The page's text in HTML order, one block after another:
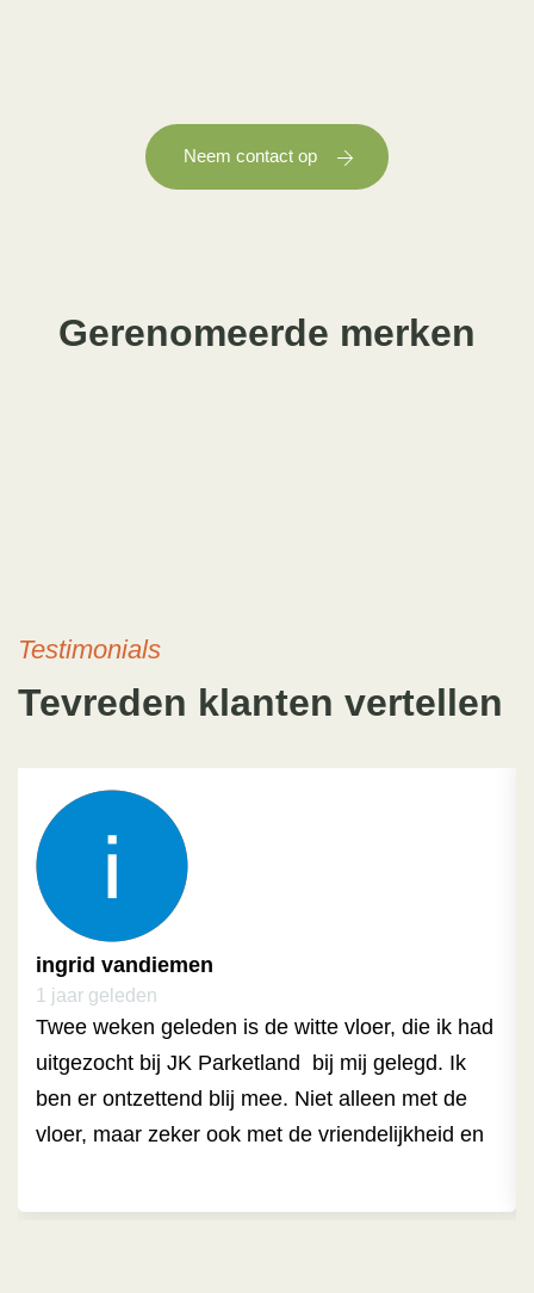
Neem contact op
Gerenomeerde merken
Testimonials
Tevreden klanten vertellen
ingrid vandiemen
1 jaar geleden
Twee weken geleden is de witte vloer, die ik had
uitgezocht bij JK Parketland  bij mij gelegd. Ik
ben er ontzettend blij mee. Niet alleen met de
vloer, maar zeker ook met de vriendelijkheid en